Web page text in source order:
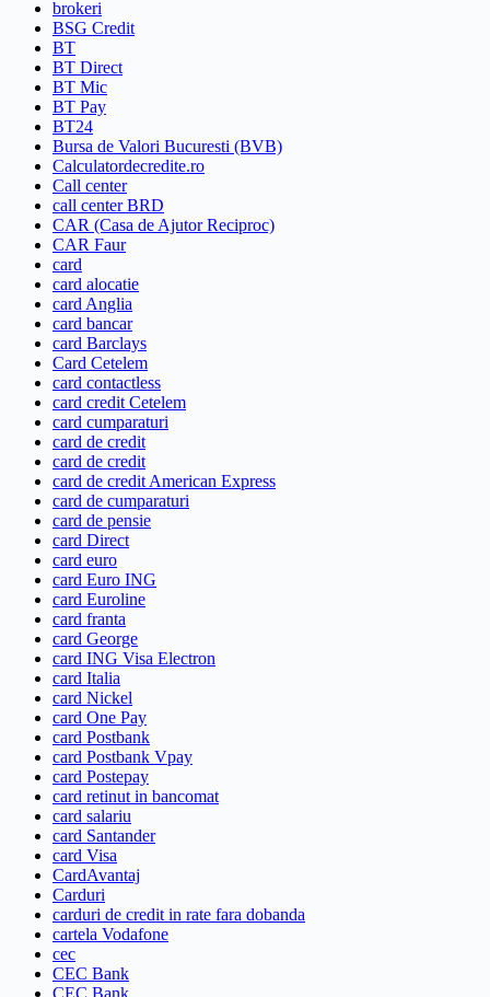
brokeri
BSG Credit
BT
BT Direct
BT Mic
BT Pay
BT24
Bursa de Valori Bucuresti (BVB)
Calculatordecredite.ro
Call center
call center BRD
CAR (Casa de Ajutor Reciproc)
CAR Faur
card
card alocatie
card Anglia
card bancar
card Barclays
Card Cetelem
card contactless
card credit Cetelem
card cumparaturi
card de credit
card de credit
card de credit American Express
card de cumparaturi
card de pensie
card Direct
card euro
card Euro ING
card Euroline
card franta
card George
card ING Visa Electron
card Italia
card Nickel
card One Pay
card Postbank
card Postbank Vpay
card Postepay
card retinut in bancomat
card salariu
card Santander
card Visa
CardAvantaj
Carduri
carduri de credit in rate fara dobanda
cartela Vodafone
cec
CEC Bank